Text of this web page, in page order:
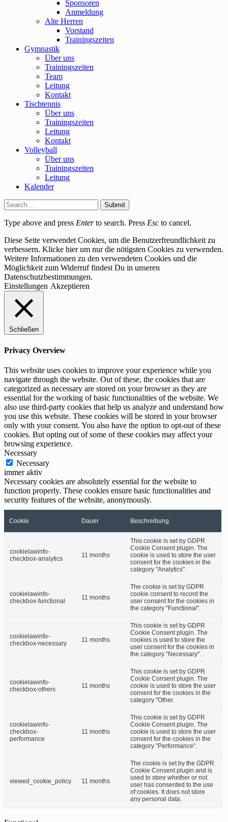
Sponsoren
Anmeldung
Alte Herren
Vorstand
Trainingszeiten
Gymnastik
Über uns
Trainingszeiten
Team
Leitung
Kontakt
Tischtennis
Über uns
Trainingszeiten
Leitung
Kontakt
Volleyball
Über uns
Trainingszeiten
Leitung
Kalender
Submit
Type above and press Enterto search. Press Esc to cancel.
Diese Seite verwendet Cookies, um die Benutzerfreundlichkeit zu
verbessern. Klicke hier um nur die nötigsten Cookies zu verwenden.
Weitere Informationen zu den verwendeten Cookies und die
Möglichkeit zum Widerruf findest Du in unseren
Datenschutzbestimmungen.
Einstellungen Akzeptieren
Schließen
Privacy Overview
This website uses cookies to improve your experience while you
navigate through the website. Out of these, the cookies that are
categorized as necessary are stored on your browser as they are
essential for the working of basic functionalities of the website. We
also use third-party cookies that help us analyze and understand how
you use this website. These cookies will be stored in your browser
only with your consent. You also have the option to opt-out of these
cookies. But opting out of some of these cookies may affect your
browsing experience.
Necessary
Necessary
immer aktiv
Necessary cookies are absolutely essential for the website to
function properly. These cookies ensure basic functionalities and
security features of the website, anonymously.
Cookie Dauer Beschreibung
cookielawinfo-
checkbox-analytics
11 months
This cookie is set by GDPR
Cookie Consent plugin. The
cookie is used to store the user
consent for the cookies in the
category "Analytics".
cookielawinfo-
checkbox-functional
11 months
The cookie is set by GDPR
cookie consent to record the
user consent for the cookies in
the category "Functional".
cookielawinfo-
checkbox-necessary
11 months
This cookie is set by GDPR
Cookie Consent plugin. The
cookies is used to store the
user consent for the cookies in
the category "Necessary".
cookielawinfo-
checkbox-others
11 months
This cookie is set by GDPR
Cookie Consent plugin. The
cookie is used to store the user
consent for the cookies in the
category "Other.
cookielawinfo-
checkbox-
performance
11 months
This cookie is set by GDPR
Cookie Consent plugin. The
cookie is used to store the user
consent for the cookies in the
category "Performance".
viewed_cookie_policy 11 months
The cookie is set by the GDPR
Cookie Consent plugin and is
used to store whether or not
user has consented to the use
of cookies. It does not store
any personal data.